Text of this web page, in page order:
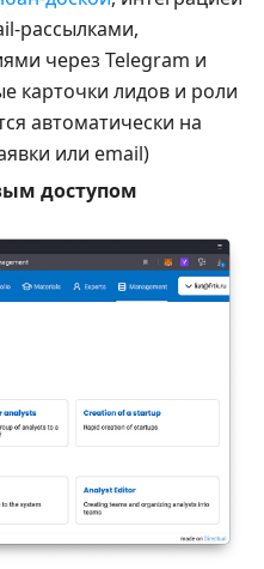
рассылками,
через Telegram и
карточки лидов и роли
автоматически на
или email)
доступом